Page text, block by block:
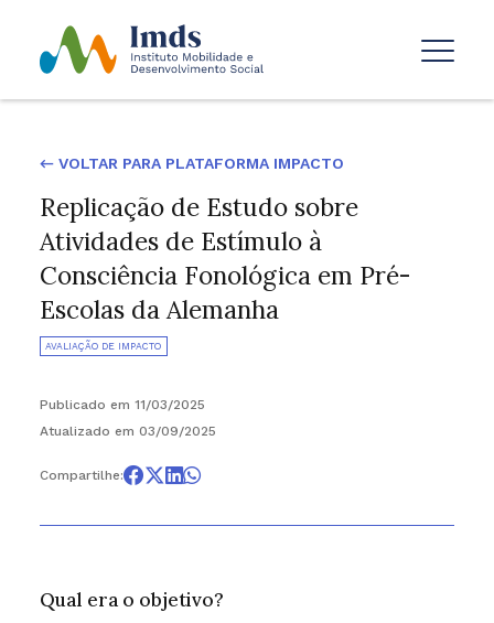
← VOLTAR PARA PLATAFORMA IMPACTO
Replicação de Estudo sobre
Atividades de Estímulo à
Consciência Fonológica em Pré-
Escolas da Alemanha
AVALIAÇÃO DE IMPACTO
Publicado em 11/03/2025
Atualizado em 03/09/2025
Compartilhe:
Qual era o objetivo?